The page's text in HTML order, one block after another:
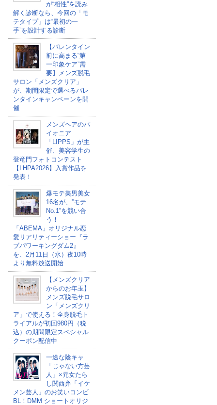
が“相性”を読み
解く診断なら、今回の「モ
テタイプ」は“最初の一
手”を設計する診断
【バレンタイン
前に高まる“第
一印象ケア”需
要】メンズ脱毛
サロン「メンズクリア」
が、期間限定で選べるバレ
ンタインキャンペーンを開
催
メンズヘアのパ
イオニア
「LIPPS」が主
催、美容学生の
登竜門フォトコンテスト
【LHPA2026】入賞作品を
発表！
爆モテ美男美女
16名が、‟モテ
No.1”を競い合
う！
「ABEMA」オリジナル恋
愛リアリティーショー『ラ
ブパワーキングダム2』
を、2月11日（水）夜10時
より無料放送開始
【メンズクリア
からのお年玉】
メンズ脱毛サロ
ン「メンズクリ
ア」で使える！全身脱毛ト
ライアルが初回980円（税
込）の期間限定スペシャル
クーポン配信中
一途な陰キャ
「じゃない方芸
人」×元女たら
し関西弁「イケ
メン芸人」のお笑いコンビ
BL！DMM ショートオリジ